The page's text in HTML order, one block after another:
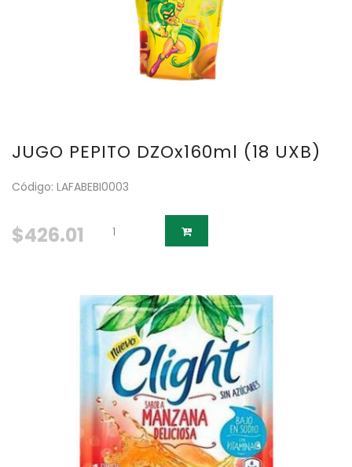
JUGO PEPITO DZOx160ml (18 UXB)
Código: LAFABEBI0003
$426.01